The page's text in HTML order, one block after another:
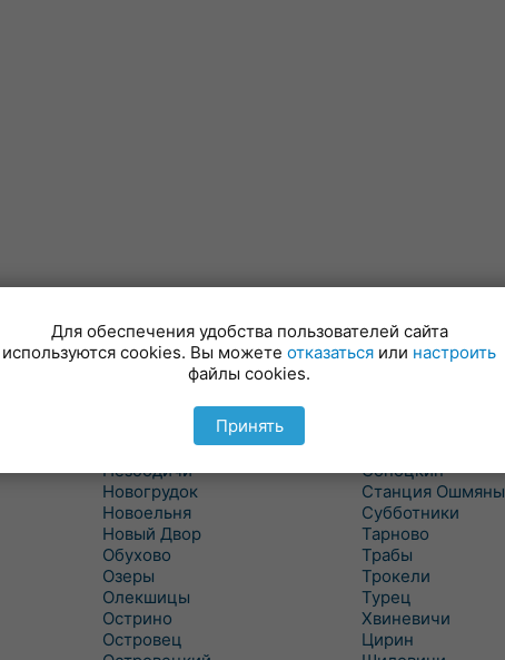
Мир
Михалишки
Можейково
Мосты Правые
Незбодичи
Новогрудок
Новоельня
Новый Двор
Обухово
Озеры
Олекшицы
Острино
Островец
Свислочь
Скидель
Скрибовцы
Сопоцкин
Станция Ошмяны
Субботники
Тарново
Трабы
Трокели
Турец
Хвиневичи
Цирин
Для обеспечения удобства пользователей сайта
используются cookies. Вы можете отказаться или настроить
файлы cookies.
Принять